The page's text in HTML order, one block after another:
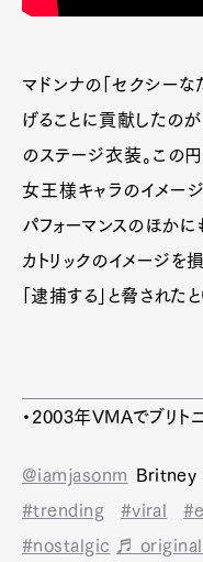
マドンナの「セクシー
げることに貢献したのが
のステージ衣装。この
女王様キャラのイメー
パフォーマンスのほかに
カトリックのイメージを
「逮捕する」と脅されたと
・2003年VMAでブリト
@iamjasonm Britney
#trending
#viral
#nostalgic
♬